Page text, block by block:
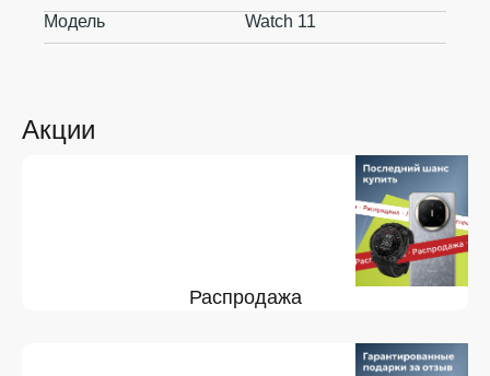
Акции
Распродажа
Модель
Watch 11